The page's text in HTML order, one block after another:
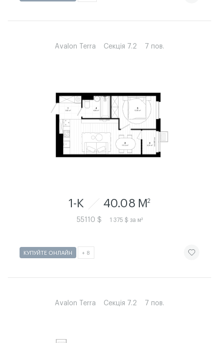
Avalon Terra Секція 7.2 7 пов.
1-К 40.08 M2
55110 $ 1 375 $ за м²
КУПУЙТЕ ОНЛАЙН + 8 ЧИТАТИ
Avalon Terra Секція 7.2 7 пов.